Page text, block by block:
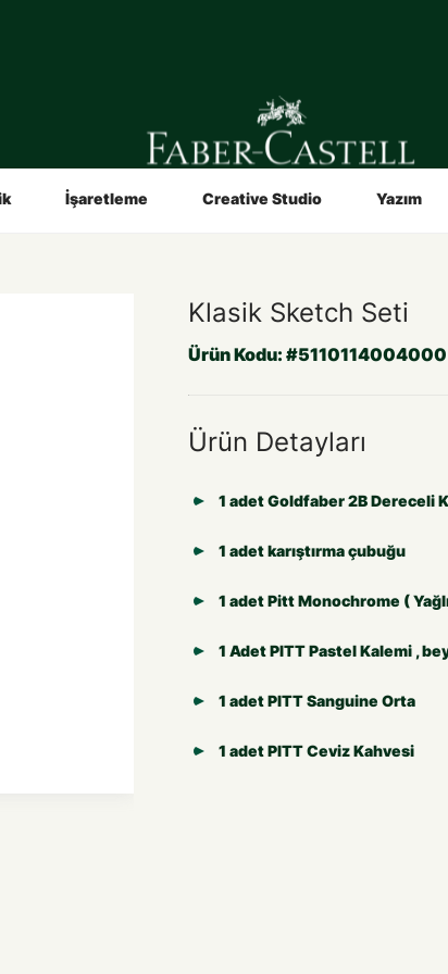
İşaretleme Creative Studio Yazım
İçin Video ve Broşürler
Hakkımızda
Klasik Sketch Seti
Ürün Kodu: #5110114004000
Ürün Detayları
1 adet Goldfaber 2B Dereceli
1 adet karıştırma çubuğu
1 adet Pitt Monochrome (
1 Adet PITT Pastel Kalemi ,
1 adet PITT Sanguine Orta
1 adet PITT Ceviz Kahvesi